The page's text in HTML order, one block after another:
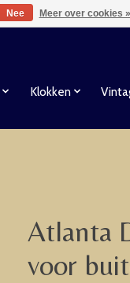
Klokken
Atlanta
voor
Nee Meer over cookies »